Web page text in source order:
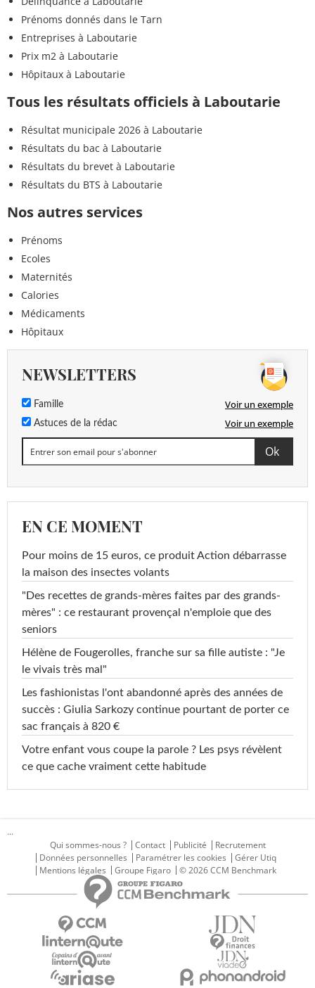
Prénoms donnés dans le Tarn
Entreprises à Laboutarie
Prix m2 à Laboutarie
Hôpitaux à Laboutarie
Tous les résultats officiels à Laboutarie
Résultat municipale 2026 à Laboutarie
Résultats du bac à Laboutarie
Résultats du brevet à Laboutarie
Résultats du BTS à Laboutarie
Nos autres services
Prénoms
Ecoles
Maternités
Calories
Médicaments
Hôpitaux
NEWSLETTERS
Famille Voir un exemple
Astuces de la rédac Voir un exemple
EN CE MOMENT
Pour moins de 15 euros, ce produit Action débarrasse
la maison des insectes volants
"Des recettes de grands-mères faites par des grands-
mères" : ce restaurant provençal n'emploie que des
seniors
Hélène de Fougerolles, franche sur sa fille autiste : "Je
le vivais très mal"
Les fashionistas l'ont abandonné après des années de
succès : Giulia Sarkozy continue pourtant de porter ce
sac français à 820 €
Votre enfant vous coupe la parole ? Les psys révèlent
ce que cache vraiment cette habitude
...
Qui sommes-nous ?
Contact Publicité
Recrutement
Données personnelles
Paramétrer les cookies
Gérer Utiq
Mentions légales
Groupe Figaro © 2026 CCM Benchmark